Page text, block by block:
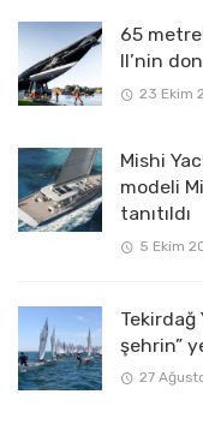
65
II’nin
23 Ekim
Mishi
modeli
tanıtıldı
5 Ekim
Tekirdağ
şehrin”
27